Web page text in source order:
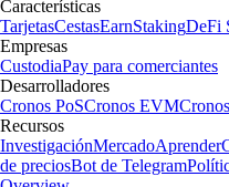
Características
TarjetasCestasEarnStakingDeFi
Empresas
CustodiaPay para comerciantes
Desarrolladores
Cronos PoSCronos EVM
Recursos
InvestigaciónMercadoAprender
de preciosBot de Telegram